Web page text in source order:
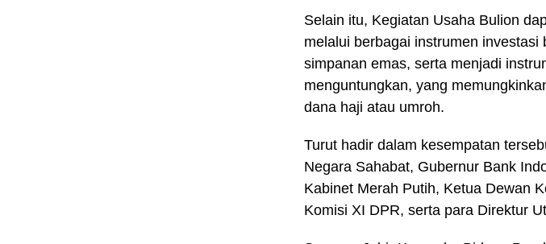
Selain itu, Kegiatan Usaha Bulion
melalui berbagai instrumen
simpanan emas, serta menjadi
menguntungkan, yang
dana haji atau umroh.
Turut hadir dalam kesempatan
Negara Sahabat, Gubernur Bank
Kabinet Merah Putih, Ketua Dewan
Komisi XI DPR, serta para Direktur